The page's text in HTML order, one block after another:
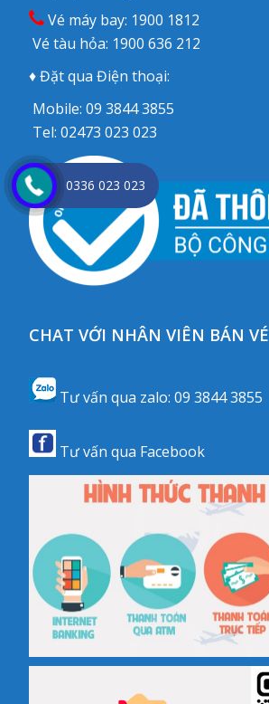
Vé máy bay: 1900 1812
Vé tàu hỏa: 1900 636 212
♦ Đặt qua Điện thoại:
Mobile:09 3844 3855
Tel:02473 023 023
CHAT VỚI NHÂN VIÊN BÁN VÉ
Tư vấn qua zalo:09 3844 3855
Tư vấn qua Facebook
0336 023 023